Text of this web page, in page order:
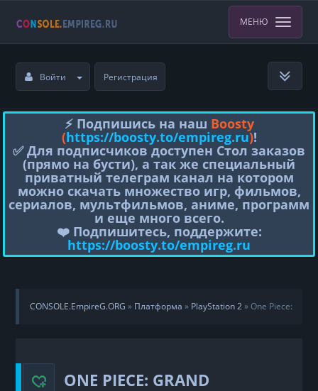
МЕНЮ
Войти Регистрация
⚡️ Подпишись на наш Boosty
(https://boosty.to/empireg.ru)!
✅ Для подписчиков доступен Стол заказов
(прямо на бусти), а так же специальный
приватный телеграм канал на котором
можно скачать множество игр, фильмов,
сериалов, мультфильмов, аниме, программ
и еще много всего.
❤️ Подпишитесь, поддержите:
https://boosty.to/empireg.ru
CONSOLE.EmpireG.ORG » Платформа » PlayStation 2» One Piece:
ONE PIECE: GRAND